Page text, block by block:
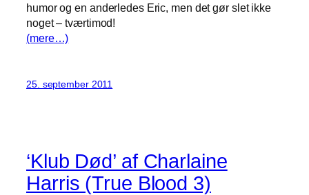
humor og en anderledes Eric, men det gør slet ikke
noget – tværtimod!
(mere…)
25. september 2011
‘Klub Død’ af Charlaine
Harris (True Blood 3)